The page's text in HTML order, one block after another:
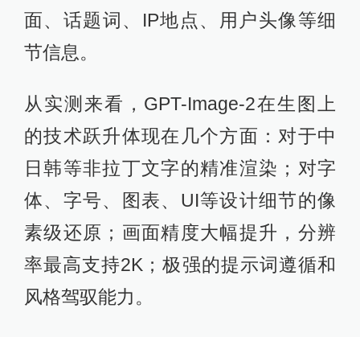
面、话题词、IP地点、用户头像等细
节信息。
从实测来看，GPT-Image-2在生图上
的技术跃升体现在几个方面：对于中
日韩等非拉丁文字的精准渲染；对字
体、字号、图表、UI等设计细节的像
素级还原；画面精度大幅提升，分辨
率最高支持2K；极强的提示词遵循和
风格驾驭能力。